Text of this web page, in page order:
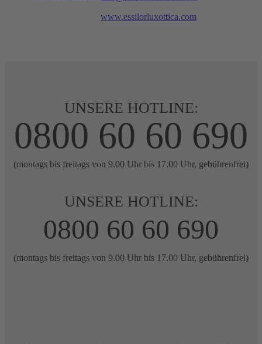
www.essilorluxottica.com
UNSERE HOTLINE:
0800 60 60 690
(montags bis freitags von 9.00 Uhr bis 17.00 Uhr, gebührenfrei)
UNSERE HOTLINE:
0800 60 60 690
(montags bis freitags von 9.00 Uhr bis 17.00 Uhr, gebührenfrei)